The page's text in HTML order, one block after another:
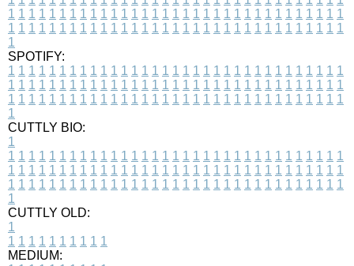
1 1 1 1 1 1 1 1 1 1 1 1 1 1 1 1 1 1 1 1 1 1 1 1 1 1 1 1 1 1 1 1 1
1 1 1 1 1 1 1 1 1 1 1 1 1 1 1 1 1 1 1 1 1 1 1 1 1 1 1 1 1 1 1 1 1
1
SPOTIFY:
1 1 1 1 1 1 1 1 1 1 1 1 1 1 1 1 1 1 1 1 1 1 1 1 1 1 1 1 1 1 1 1 1
1 1 1 1 1 1 1 1 1 1 1 1 1 1 1 1 1 1 1 1 1 1 1 1 1 1 1 1 1 1 1 1 1
1 1 1 1 1 1 1 1 1 1 1 1 1 1 1 1 1 1 1 1 1 1 1 1 1 1 1 1 1 1 1 1 1
1
CUTTLY BIO:
1
1 1 1 1 1 1 1 1 1 1 1 1 1 1 1 1 1 1 1 1 1 1 1 1 1 1 1 1 1 1 1 1 1
1 1 1 1 1 1 1 1 1 1 1 1 1 1 1 1 1 1 1 1 1 1 1 1 1 1 1 1 1 1 1 1 1
1 1 1 1 1 1 1 1 1 1 1 1 1 1 1 1 1 1 1 1 1 1 1 1 1 1 1 1 1 1 1 1 1
1
CUTTLY OLD:
1
1 1 1 1 1 1 1 1 1 1
MEDIUM: